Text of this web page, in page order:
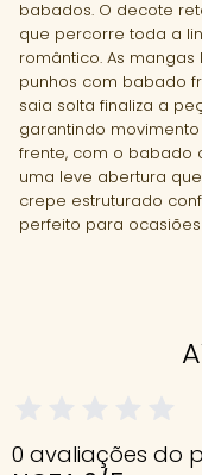
babados. O decote
que percorre toda a
romântico. As
punhos com babado
saia solta finaliza a
garantindo
frente, com o babado
uma leve abertura
crepe estruturado
perfeito para
0 avaliações do